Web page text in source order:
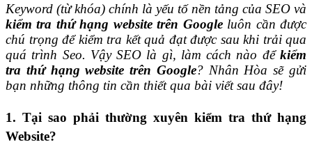
Keyword (từ khóa) chính là yếu tố nền tảng của SEO và
kiểm tra thứ hạng website trên Googleluôn cần được
chú trọng để kiểm tra kết quả đạt được sau khi trải qua
quá trình Seo. Vậy SEO là gì, làm cách nào để kiểm
tra thứ hạng website trên Google? Nhân Hòa sẽ gửi
bạn những thông tin cần thiết qua bài viết sau đây!
1. Tại sao phải thường xuyên kiểm tra thứ hạng
Website?